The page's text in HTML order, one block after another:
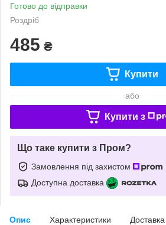
Готово до відправки
Роздріб
485 ₴
Купити
або
Купити з
Що таке купити з Пром?
Замовлення під захистом
Доступна доставка
Опис Характеристики Доставка